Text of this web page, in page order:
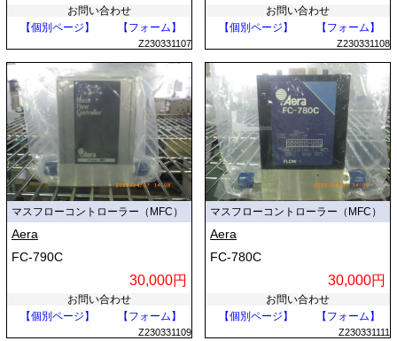
お問い合わせ
【個別ページ】
【フォーム】
Z230331107
お問い合わせ
【個別ページ】
【フォーム】
Z230331108
マスフローコントローラー（MFC）
Aera
FC-790C
30,000円
お問い合わせ
【個別ページ】
【フォーム】
Z230331109
マスフローコントローラー（MFC）
Aera
FC-780C
30,000円
お問い合わせ
【個別ページ】
【フォーム】
Z230331111